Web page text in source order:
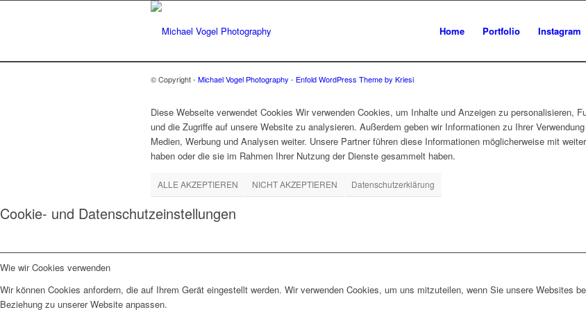
Home Portfolio Instagram
© Copyright - Michael Vogel Photography - Enfold WordPress Theme by Kriesi
Diese Webseite verwendet Cookies Wir verwenden Cookies, um Inhalte und Anzeigen zu personalisieren,
und die Zugriffe auf unsere Website zu analysieren. Außerdem geben wir Informationen zu Ihrer
Medien, Werbung und Analysen weiter. Unsere Partner führen diese Informationen möglicherweise mit
haben oder die sie im Rahmen Ihrer Nutzung der Dienste gesammelt haben.
ALLE AKZEPTIEREN NICHT AKZEPTIEREN Datenschutzerklärung
Cookie- und Datenschutzeinstellungen
Wie wir Cookies verwenden
Wir können Cookies anfordern, die auf Ihrem Gerät eingestellt werden. Wir verwenden Cookies, um uns mitzuteilen, wenn Sie unsere Websites
Beziehung zu unserer Website anpassen.